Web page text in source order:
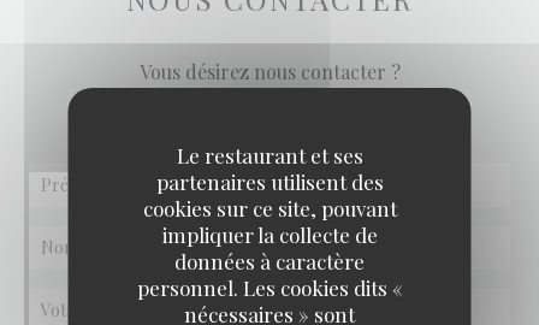
Le restaurant et ses
partenaires utilisent des
cookies sur ce site, pouvant
impliquer la collecte de
données à caractère
personnel. Les cookies dits «
nécessaires » sont
Vous désirez nous contacter ?